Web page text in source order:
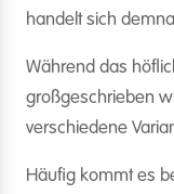
handelt sich
Während das
großgeschrieben
verschiedene
Häufig kommt es